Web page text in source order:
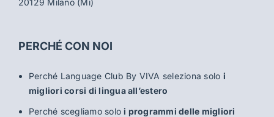
PERCHÉ CON NOI
Perché Language Club By VIVA seleziona solo i
migliori corsi di lingua all’estero
Perché scegliamo soloi programmi delle migliori